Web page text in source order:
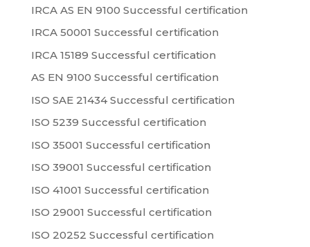
IRCA AS EN 9100 Successful certification
IRCA 50001 Successful certification
IRCA 15189 Successful certification
AS EN 9100 Successful certification
ISO SAE 21434 Successful certification
ISO 5239 Successful certification
ISO 35001 Successful certification
ISO 39001 Successful certification
ISO 41001 Successful certification
ISO 29001 Successful certification
ISO 20252 Successful certification